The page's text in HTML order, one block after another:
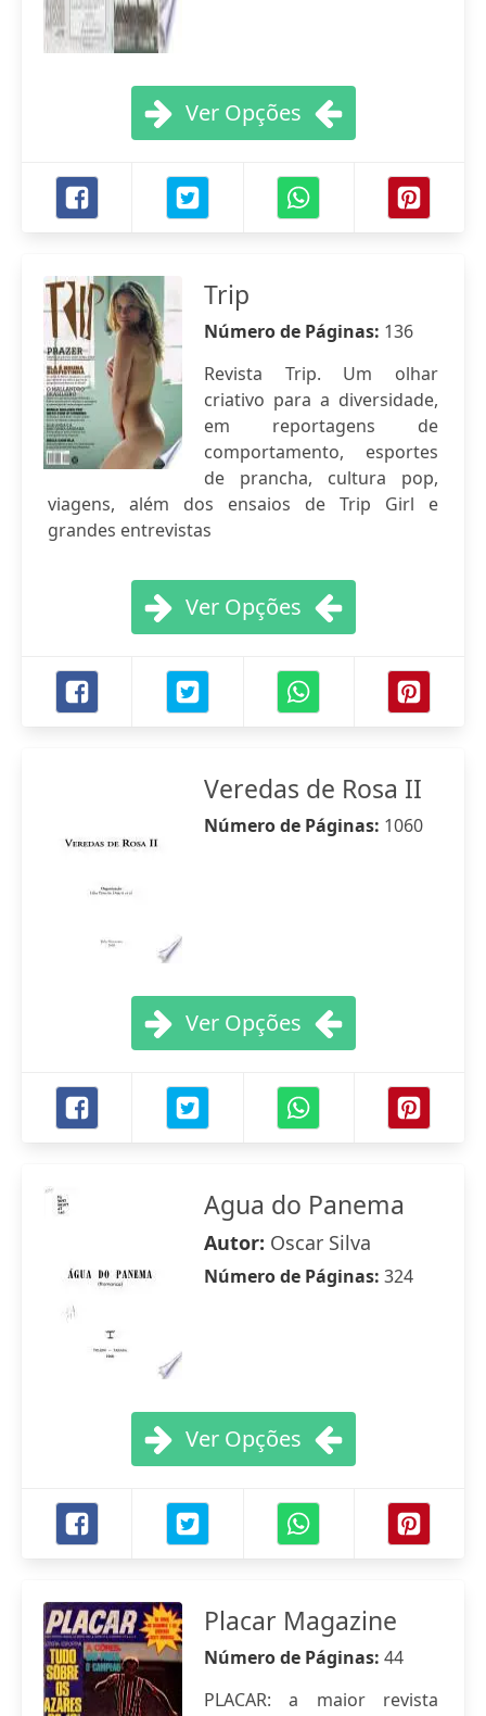
Ver Opções
Trip
Número de Páginas: 136
Revista Trip. Um olhar
criativo para a diversidade,
em reportagens de
comportamento, esportes
de prancha, cultura pop,
viagens, além dos ensaios de Trip Girl e
grandes entrevistas
Ver Opções
Veredas de Rosa II
Número de Páginas: 1060
Ver Opções
Agua do Panema
Autor: Oscar Silva
Número de Páginas: 324
Ver Opções
Placar Magazine
Número de Páginas: 44
PLACAR: a maior revista